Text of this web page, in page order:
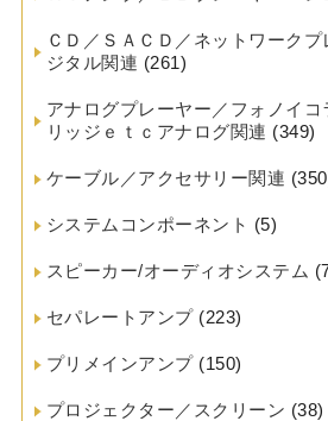
ＣＤ／ＳＡＣＤ／ネットワーク
ジタル関連 (261)
アナログプレーヤー／フォノイコ
リッジｅｔｃアナログ関連 (349)
ケーブル／アクセサリー関連
システムコンポーネント (5)
スピーカー/オーディオシステム
セパレートアンプ(223)
プリメインアンプ(150)
プロジェクター／スクリーン (38)